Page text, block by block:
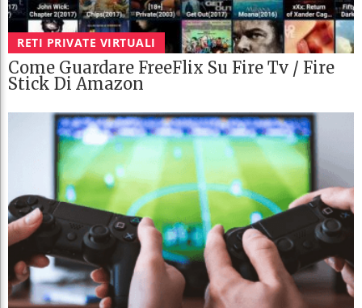
RETI PRIVATE VIRTUALI
Come Guardare FreeFlix Su Fire Tv / Fire
Stick Di Amazon